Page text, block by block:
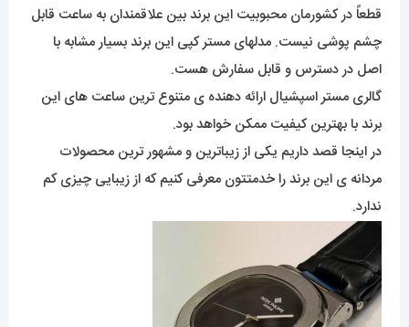
قطعاً در کشورمان محبوبیت این برند بین علاقمندان به ساعت قابل
چشم پوشی نیست. مدلهای مستر کپی این برند بسیار مشابه با
اصل در دسترس و قابل سفارش هست.
گالری مستر اسپشیال ارائه دهنده ی متنوع ترین ساعت های این
برند با بهترین کیفیت ممکن خواهد بود.
در اینجا قصد داریم یکی از زیباترین و مشهور ترین محصولات
مردانه ی این برند را خدمتتون معرفی کنیم که از زیبایی چیزی کم
ندارد.